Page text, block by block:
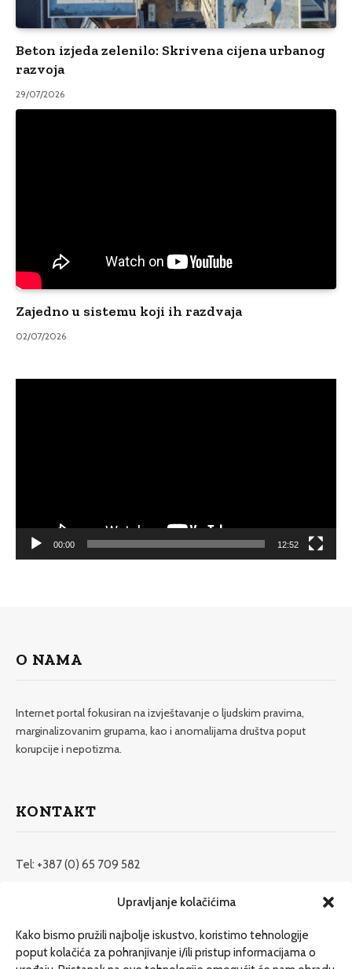
Upravljanje kolačićima
Kako bismo pružili najbolje iskustvo, koristimo tehnologije
poput kolačića za pohranjivanje i/ili pristup informacijama o
Beton izjeda zelenilo: Skrivena cijena urbanog
razvoja
29/07/2026
Zajedno u sistemu koji ih razdvaja
02/07/2026
00:00 12:52
O NAMA
Internet portal fokusiran na izvještavanje o ljudskim pravima,
marginalizovanim grupama, kao i anomalijama društva poput
korupcije i nepotizma.
KONTAKT
Tel: +387 (0) 65 709 582
redakcija@etrafika.net